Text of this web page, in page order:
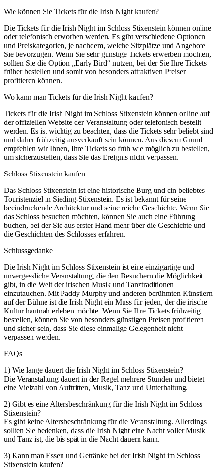
Wie können Sie Tickets für die Irish Night kaufen?
Die Tickets für die Irish Night im Schloss Stixenstein können online
oder telefonisch erworben werden. Es gibt verschiedene Optionen
und Preiskategorien, je nachdem, welche Sitzplätze und Angebote
Sie bevorzugen. Wenn Sie sehr günstige Tickets erwerben möchten,
sollten Sie die Option „Early Bird“ nutzen, bei der Sie Ihre Tickets
früher bestellen und somit von besonders attraktiven Preisen
profitieren können.
Wo kann man Tickets für die Irish Night kaufen?
Tickets für die Irish Night im Schloss Stixenstein können online auf
der offiziellen Website der Veranstaltung oder telefonisch bestellt
werden. Es ist wichtig zu beachten, dass die Tickets sehr beliebt sind
und daher frühzeitig ausverkauft sein können. Aus diesem Grund
empfehlen wir Ihnen, Ihre Tickets so früh wie möglich zu bestellen,
um sicherzustellen, dass Sie das Ereignis nicht verpassen.
Schloss Stixenstein kaufen
Das Schloss Stixenstein ist eine historische Burg und ein beliebtes
Touristenziel in Sieding-Stixenstein. Es ist bekannt für seine
beeindruckende Architektur und seine reiche Geschichte. Wenn Sie
das Schloss besuchen möchten, können Sie auch eine Führung
buchen, bei der Sie aus erster Hand mehr über die Geschichte und
die Geschichten des Schlosses erfahren.
Schlussgedanke
Die Irish Night im Schloss Stixenstein ist eine einzigartige und
unvergessliche Veranstaltung, die den Besuchern die Möglichkeit
gibt, in die Welt der irischen Musik und Tanztraditionen
einzutauchen. Mit Paddy Murphy und anderen berühmten Künstlern
auf der Bühne ist die Irish Night ein Muss für jeden, der die irische
Kultur hautnah erleben möchte. Wenn Sie Ihre Tickets frühzeitig
bestellen, können Sie von besonders günstigen Preisen profitieren
und sicher sein, dass Sie diese einmalige Gelegenheit nicht
verpassen werden.
FAQs
1) Wie lange dauert die Irish Night im Schloss Stixenstein?
Die Veranstaltung dauert in der Regel mehrere Stunden und bietet
eine Vielzahl von Auftritten, Musik, Tanz und Unterhaltung.
2) Gibt es eine Altersbeschränkung für die Irish Night im Schloss
Stixenstein?
Es gibt keine Altersbeschränkung für die Veranstaltung. Allerdings
sollten Sie bedenken, dass die Irish Night eine Nacht voller Musik
und Tanz ist, die bis spät in die Nacht dauern kann.
3) Kann man Essen und Getränke bei der Irish Night im Schloss
Stixenstein kaufen?